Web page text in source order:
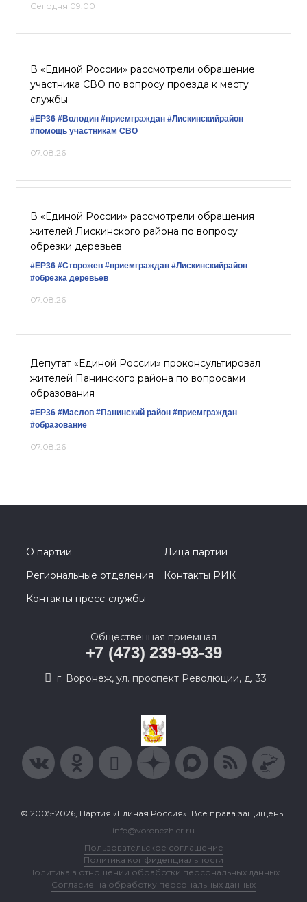
Сегодня 09:00
В «Единой России» рассмотрели обращение
участника СВО по вопросу проезда к месту
службы
#ЕР36 #Володин #приемграждан #Лискинскийрайон
#помощь участникам СВО
07.08.26
В «Единой России» рассмотрели обращения
жителей Лискинского района по вопросу
обрезки деревьев
#ЕР36 #Сторожев #приемграждан #Лискинскийрайон
#обрезка деревьев
07.08.26
Депутат «Единой России» проконсультировал
жителей Панинского района по вопросами
образования
#ЕР36 #Маслов #Панинский район #приемграждан
#образование
07.08.26
О партии
Лица партии
Региональные отделения
Контакты РИК
Контакты пресс-службы
Общественная приемная
+7 (473) 239-93-39
г. Воронеж, ул. проспект Революции, д. 33
© 2005-2026, Партия «Единая Россия». Все права защищены.
info@voronezh.er.ru
Пользовательское соглашение
Политика конфиденциальности
Политика в отношении обработки персональных данных
Согласие на обработку персональных данных